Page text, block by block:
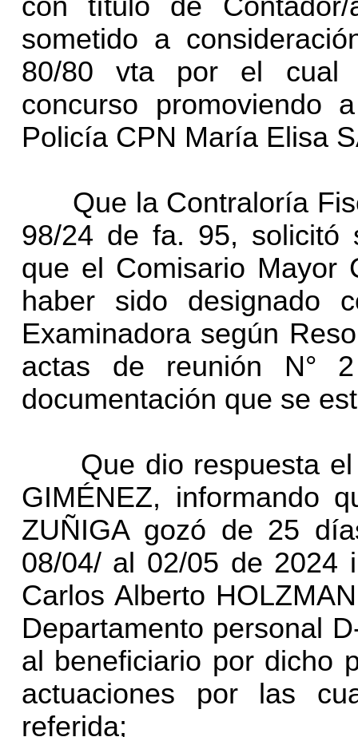
con título de
sometido a
80/80 vta por el cual
concurso promoviendo
Policía CPN María Elisa
Que la Contraloría
98/24 de fa. 95, solicitó
que el Comisario Mayor
haber sido designado
Examinadora según
actas de reunión N°
documentación que se
Que dio respuesta el
GIMÉNEZ, informando
ZUÑIGA gozó de 25
08/04/ al 02/05 de 2024
Carlos Alberto
Departamento personal
al beneficiario por dicho
actuaciones por las
referida;